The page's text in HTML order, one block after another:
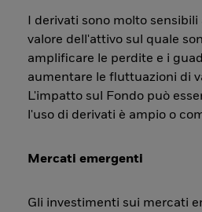
I derivati sono molto sensibili
valore dell'attivo sul quale
amplificare le perdite e i
aumentare le fluttuazioni di
L'impatto sul Fondo può
l'uso di derivati è ampio o
Mercati emergenti
Gli investimenti sui mercati